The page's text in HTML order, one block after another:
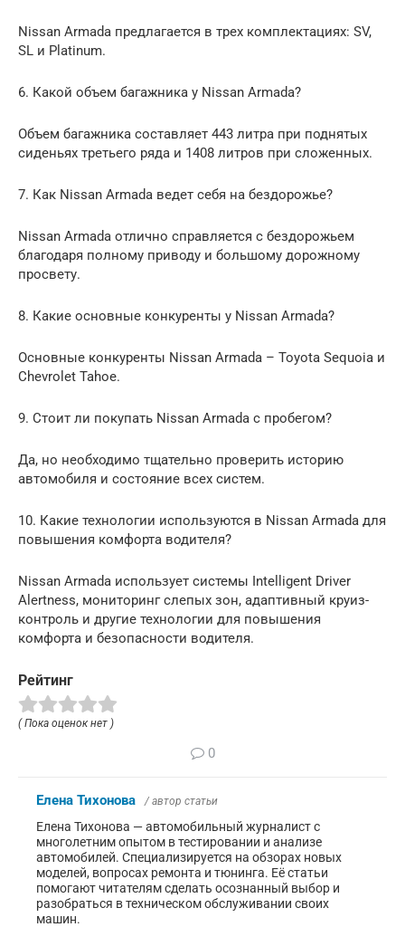
Nissan Armada предлагается в трех комплектациях: SV,
SL и Platinum.
6. Какой объем багажника у Nissan Armada?
Объем багажника составляет 443 литра при поднятых
сиденьях третьего ряда и 1408 литров при сложенных.
7. Как Nissan Armada ведет себя на бездорожье?
Nissan Armada отлично справляется с бездорожьем
благодаря полному приводу и большому дорожному
просвету.
8. Какие основные конкуренты у Nissan Armada?
Основные конкуренты Nissan Armada – Toyota Sequoia и
Chevrolet Tahoe.
9. Стоит ли покупать Nissan Armada с пробегом?
Да, но необходимо тщательно проверить историю
автомобиля и состояние всех систем.
10. Какие технологии используются в Nissan Armada для
повышения комфорта водителя?
Nissan Armada использует системы Intelligent Driver
Alertness, мониторинг слепых зон, адаптивный круиз-
контроль и другие технологии для повышения
комфорта и безопасности водителя.
Рейтинг
( Пока оценок нет )
0
Елена Тихонова / автор статьи
Елена Тихонова — автомобильный журналист с
многолетним опытом в тестировании и анализе
автомобилей. Специализируется на обзорах новых
моделей, вопросах ремонта и тюнинга. Её статьи
помогают читателям сделать осознанный выбор и
разобраться в техническом обслуживании своих
машин.